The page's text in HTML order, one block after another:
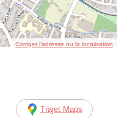
Corriger l’adresse ou la localisation
Trajet Maps